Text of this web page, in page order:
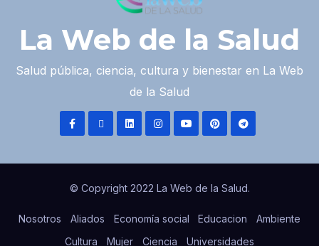
La Web de la Salud
Salud pública, ciencia, cultura y bienestar en La Web
de la Salud
© Copyright 2022 La Web de la Salud.
Nosotros Aliados Economía social Educacion
Ambiente
Cultura
Mujer Ciencia Universidades